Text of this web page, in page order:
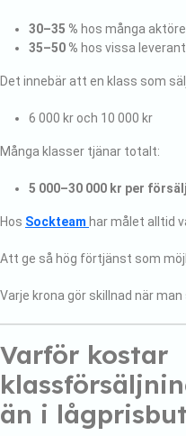
30–35 % hos många
35–50 % hos vissa
Det innebär att en klass som
6 000 kr och 10 000 kr
Många klasser tjänar totalt:
5 000–30 000 kr per
Hos Sockteam har målet alltid
Att ge så hög förtjänst som
Varje krona gör skillnad när
Varför kostar
än i